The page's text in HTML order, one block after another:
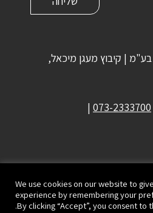
| קיבוץ מעגן מיכאל,
073-2333700
|
We use cookies on our website to
experience by remembering your
By clicking “Accept”, you consent to